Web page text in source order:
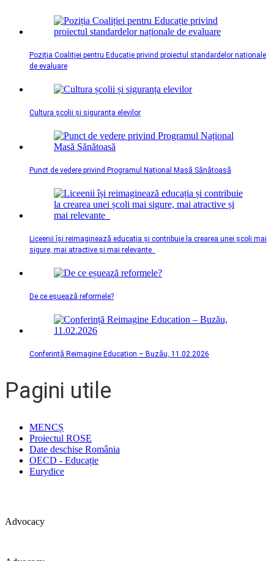
Poziția Coaliției pentru Educație privind proiectul standardelor naționale
de evaluare
Cultura școlii și siguranța elevilor
Punct de vedere privind Programul Național Masă Sănătoasă
Liceenii își reimaginează educația și contribuie la crearea unei școli mai
sigure, mai atractive și mai relevante
De ce eșuează reformele?
Conferință Reimagine Education – Buzău, 11.02.2026
Pagini utile
MENCȘ
Proiectul ROSE
Date deschise România
OECD - Educație
Eurydice
Advocacy